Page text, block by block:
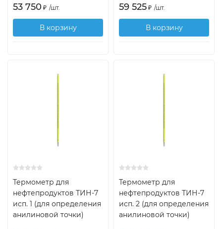
53 750 ₽ /шт.
В корзину
59 525 ₽ /шт.
В корзину
Термометр для
нефтепродуктов ТИН-7
исп. 1 (для определения
анилиновой точки)
Термометр для
нефтепродуктов ТИН-7
исп. 2 (для определения
анилиновой точки)